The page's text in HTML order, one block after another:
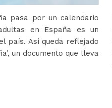
pasa por un calendario
en España es un
país. Así queda reflejado
un documento que lleva